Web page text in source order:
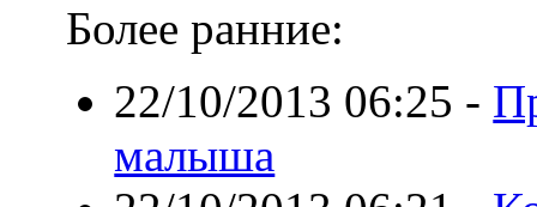
Более ранние:
22/10/2013 06:25 -
малыша